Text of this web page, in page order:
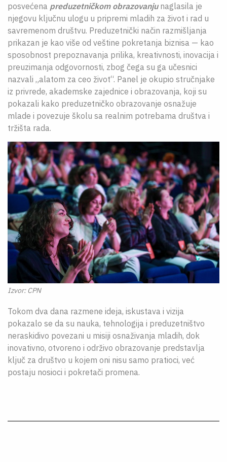
posvećena preduzetničkom obrazovanju naglasila je
njegovu ključnu ulogu u pripremi mladih za život i rad u
savremenom društvu. Preduzetnički način razmišljanja
prikazan je kao više od veštine pokretanja biznisa — kao
sposobnost prepoznavanja prilika, kreativnosti, inovacija i
preuzimanja odgovornosti, zbog čega su ga učesnici
nazvali „alatom za ceo život“. Panel je okupio stručnjake
iz privrede, akademske zajednice i obrazovanja, koji su
pokazali kako preduzetničko obrazovanje osnažuje
mlade i povezuje školu sa realnim potrebama društva i
tržišta rada.
Izvor: CPN
Tokom dva dana razmene ideja, iskustava i vizija
pokazalo se da su nauka, tehnologija i preduzetništvo
neraskidivo povezani u misiji osnaživanja mladih, dok
inovativno, otvoreno i održivo obrazovanje predstavlja
ključ za društvo u kojem oni nisu samo pratioci, već
postaju nosioci i pokretači promena.